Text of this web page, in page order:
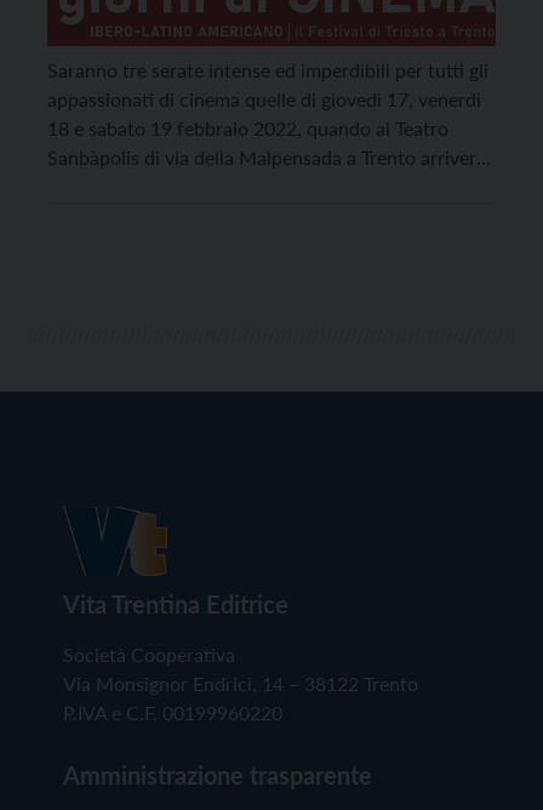
Saranno tre serate intense ed imperdibili per tutti gli
appassionati di cinema quelle di giovedì 17, venerdì
18 e sabato 19 febbraio 2022, quando al Teatro
Sanbàpolis di via della Malpensada a Trento arriverà
Vita Trentina Editrice
Società Cooperativa
Via Monsignor Endrici, 14 – 38122 Trento
P.IVA e C.F. 00199960220
Amministrazione trasparente